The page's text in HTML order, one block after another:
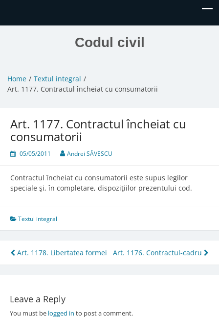
Codul civil
Home
Textul integral
Art. 1177. Contractul încheiat cu consumatorii
Art. 1177. Contractul încheiat cu
consumatorii
05/05/2011 Andrei SĂVESCU
Contractul încheiat cu consumatorii este supus legilor
speciale şi, în completare, dispoziţiilor prezentului cod.
Textul integral
Post
navigation
Art. 1178. Libertatea formei Art. 1176. Contractul-cadru
Leave a Reply
You must be logged in to post a comment.